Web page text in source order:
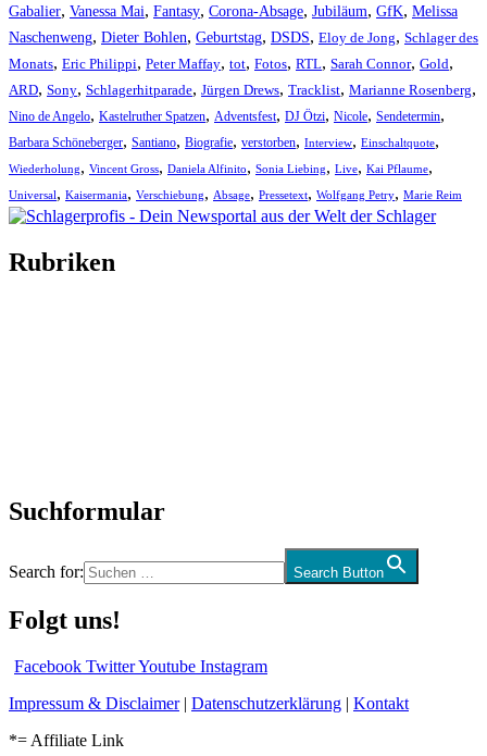
Gabalier, Vanessa Mai, Fantasy, Corona-Absage, Jubiläum, GfK, Melissa
Naschenweng, Dieter Bohlen, Geburtstag, DSDS, Eloy de Jong, Schlager des
Monats, Eric Philippi, Peter Maffay, tot, Fotos, RTL, Sarah Connor, Gold,
ARD, Sony, Schlagerhitparade, Jürgen Drews, Tracklist, Marianne Rosenberg,
Nino de Angelo, Kastelruther Spatzen, Adventsfest, DJ Ötzi, Nicole, Sendetermin,
Barbara Schöneberger, Santiano, Biografie, verstorben, Interview, Einschaltquote,
Wiederholung, Vincent Gross, Daniela Alfinito, Sonia Liebing, Live, Kai Pflaume,
Universal, Kaisermania, Verschiebung, Absage, Pressetext, Wolfgang Petry, Marie Reim
Rubriken
Suchformular
Search for: Search Button
Folgt uns!
Facebook TwitterYoutube Instagram
Impressum & Disclaimer| Datenschutzerklärung | Kontakt
*= Affiliate Link